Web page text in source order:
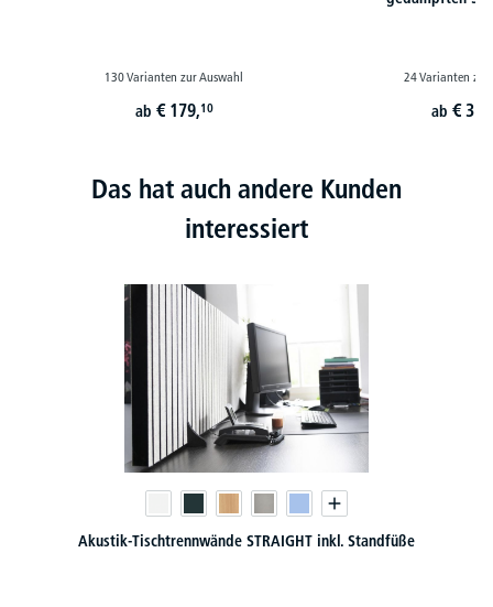
130 Varianten zur Auswahl
ab € 179,10
24 Varianten zur
ab €
Das hat auch andere Kunden
interessiert
Akustik-Tischtrennwände STRAIGHT inkl. Standfüße